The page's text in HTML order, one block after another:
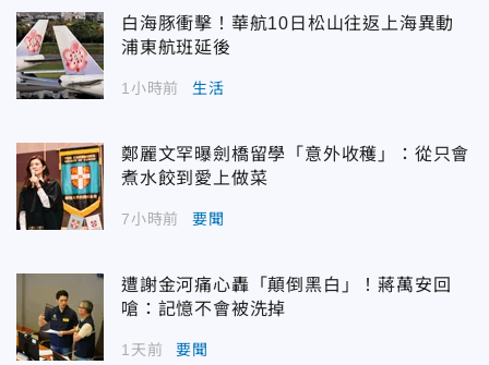
白海豚衝擊！華航10日松山往返上海異動
浦東航班延後
1小時前 生活
鄭麗文罕曝劍橋留學「意外收穫」：從只會
煮水餃到愛上做菜
7小時前 要聞
遭謝金河痛心轟「顛倒黑白」！蔣萬安回
嗆：記憶不會被洗掉
1天前 要聞